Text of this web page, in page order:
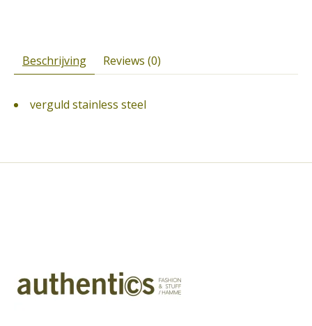
Beschrijving Reviews (0)
verguld stainless steel